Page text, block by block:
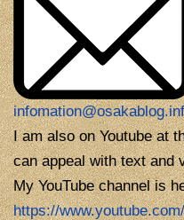
I am also on Youtube at
can appeal with text and
My YouTube channel is
https://